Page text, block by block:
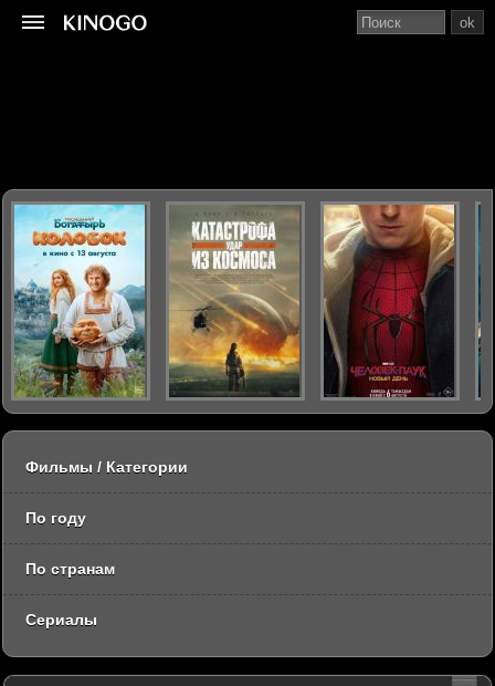
ok
Фильмы / Категории
По году
По странам
Сериалы